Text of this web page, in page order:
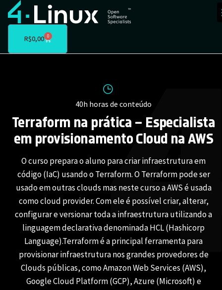
R$0,00 0
40h horas de conteúdo
Terraform na prática – Especialista
em provisionamento Cloud na AWS
O curso prepara o aluno para criar infraestrutura em
código (IaC) usando o Terraform. O Terraform pode ser
usado em outras clouds mas neste curso a AWS é usada
como cloud provider. Com ele é possível criar, alterar,
configurar e versionar toda a infraestrutura utilizando a
linguagem declarativa denominada HCL (Hashicorp
Language).Terraform é a principal ferramenta para
provisionar infraestrutura nos grandes provedores de
Clouds públicas, como Amazon Web Services (AWS),
Google Cloud Platform (GCP), Azure (Microsoft) e